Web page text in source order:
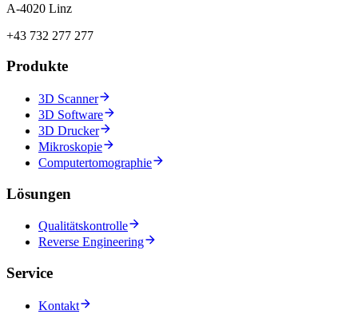
A-4020 Linz
+43 732 277 277
Produkte
3D Scanner
3D Software
3D Drucker
Mikroskopie
Computertomographie
Lösungen
Qualitätskontrolle
Reverse Engineering
Service
Kontakt